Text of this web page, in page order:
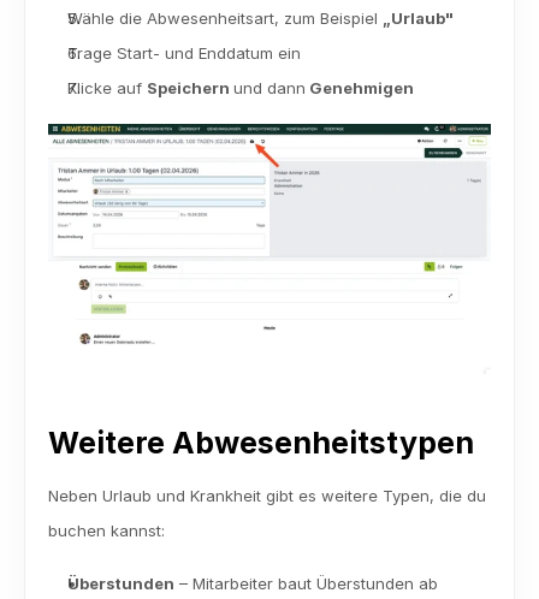
Wähle die Abwesenheitsart, zum Beispiel
„Urlaub"
Trage Start- und Enddatum ein
Klicke auf Speichern und dann Genehmigen
Weitere Abwesenheitstypen
Neben Urlaub und Krankheit gibt es weitere Typen, die du
buchen kannst:
Überstunden – Mitarbeiter baut Überstunden ab